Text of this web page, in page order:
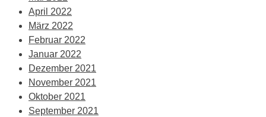
April 2022
März 2022
Februar 2022
Januar 2022
Dezember 2021
November 2021
Oktober 2021
September 2021